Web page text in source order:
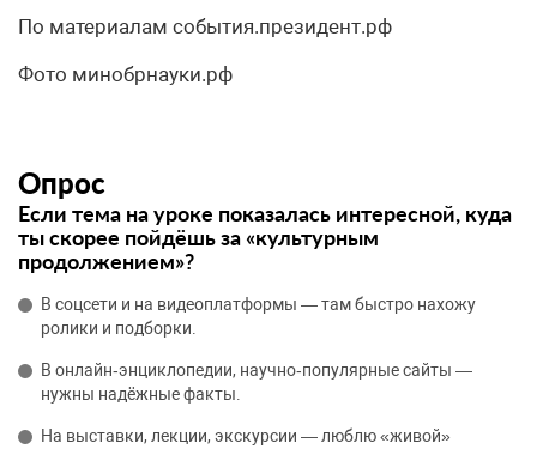
По материалам события.президент.рф
Фото минобрнауки.рф
Опрос
Если тема на уроке показалась интересной, куда
ты скорее пойдёшь за «культурным
продолжением»?
В соцсети и на видеоплатформы — там быстро нахожу
ролики и подборки.
В онлайн‑энциклопедии, научно‑популярные сайты —
нужны надёжные факты.
На выставки, лекции, экскурсии — люблю «живой»